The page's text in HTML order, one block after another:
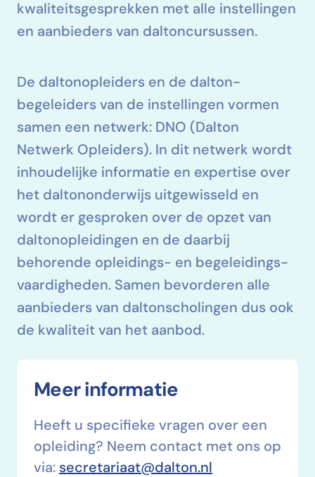
kwaliteitsgesprekken met alle instellingen
en aanbieders van dalton­cursussen.
De dalton­opleiders en de dalton­
begeleiders van de instellingen vormen
samen een netwerk: DNO (Dalton
Netwerk Opleiders). In dit netwerk wordt
inhoudelijke informatie en expertise over
het dalton­onderwijs uitgewisseld en
wordt er gesproken over de opzet van
dalton­opleidingen en de daarbij
behorende opleidings- en begeleidings­
vaardigheden. Samen bevorderen alle
aanbieders van dalton­scholingen dus ook
de kwaliteit van het aanbod.
Meer informatie
Heeft u specifieke vragen over een
opleiding? Neem contact met ons op
via: secretariaat@dalton.nl